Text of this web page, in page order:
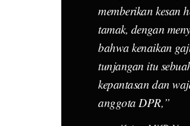
memberikan kesan
tamak, dengan
bahwa kenaikan
tunjangan itu
kepantasan dan
anggota DPR,”